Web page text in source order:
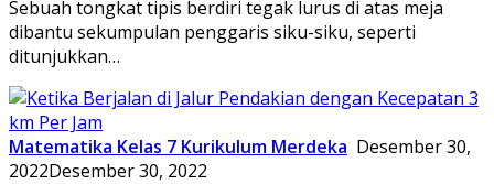
Sebuah tongkat tipis berdiri tegak lurus di atas meja
dibantu sekumpulan penggaris siku-siku, seperti
ditunjukkan…
Matematika Kelas 7 Kurikulum Merdeka Desember 30,
2022Desember 30, 2022